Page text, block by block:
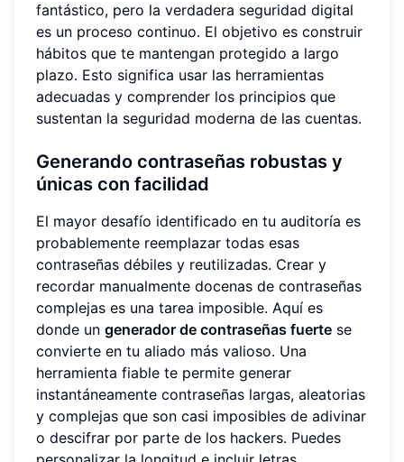
fantástico, pero la verdadera seguridad digital
es un proceso continuo. El objetivo es construir
hábitos que te mantengan protegido a largo
plazo. Esto significa usar las herramientas
adecuadas y comprender los principios que
sustentan la seguridad moderna de las cuentas.
Generando contraseñas robustas y
únicas con facilidad
El mayor desafío identificado en tu auditoría es
probablemente reemplazar todas esas
contraseñas débiles y reutilizadas. Crear y
recordar manualmente docenas de contraseñas
complejas es una tarea imposible. Aquí es
donde un generador de contraseñas fuerte se
convierte en tu aliado más valioso. Una
herramienta fiable te permite generar
instantáneamente contraseñas largas, aleatorias
y complejas que son casi imposibles de adivinar
o descifrar por parte de los hackers. Puedes